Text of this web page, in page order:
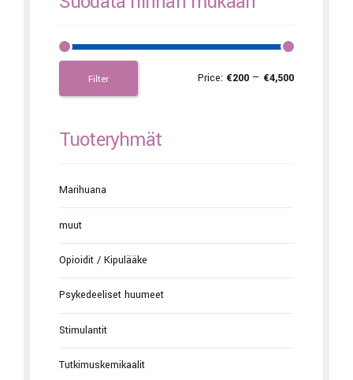
Filter Price: €200 — €4,500
Tuoteryhmät
Marihuana
muut
Opioidit / Kipulääke
Psykedeeliset huumeet
Stimulantit
Tutkimuskemikaalit